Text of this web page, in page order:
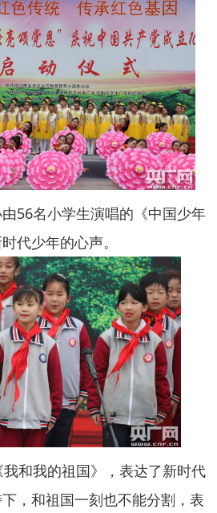
名小学生演唱的《中国少年
代少年的心声。
和我的祖国》，表达了新时代
，和祖国一刻也不能分割，表